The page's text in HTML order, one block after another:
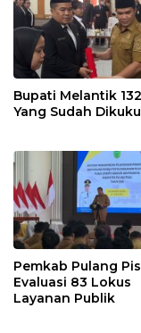
Bupati Melantik
Yang Sudah
Pemkab Pulang
Evaluasi 83 Lokus
Layanan Publik